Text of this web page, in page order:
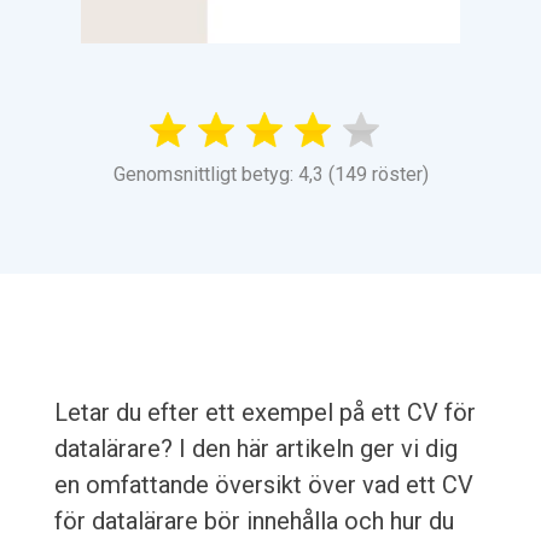
Genomsnittligt betyg: 4,3 (149 röster)
Letar du efter ett exempel på ett CV för
datalärare? I den här artikeln ger vi dig
en omfattande översikt över vad ett CV
för datalärare bör innehålla och hur du